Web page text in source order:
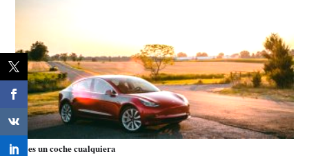
No es un coche cualquiera